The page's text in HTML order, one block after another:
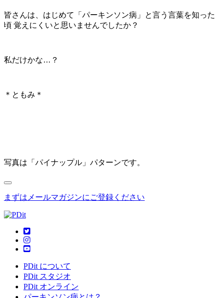
皆さんは、はじめて「パーキンソン病」と言う言葉を知った
頃 覚えにくいと思いませんでしたか？
私だけかな…？
＊ともみ＊
写真は「パイナップル」パターンです。
まずはメールマガジンにご登録ください
PDit について
PDit スタジオ
PDit オンライン